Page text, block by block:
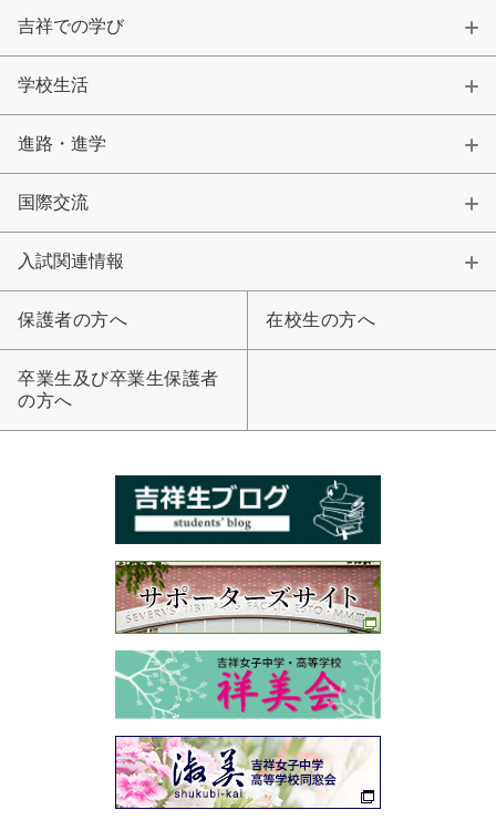
吉祥での学び
学校生活
進路・進学
国際交流
入試関連情報
保護者の方へ 在校生の方へ
卒業生及び卒業生保護者
の方へ